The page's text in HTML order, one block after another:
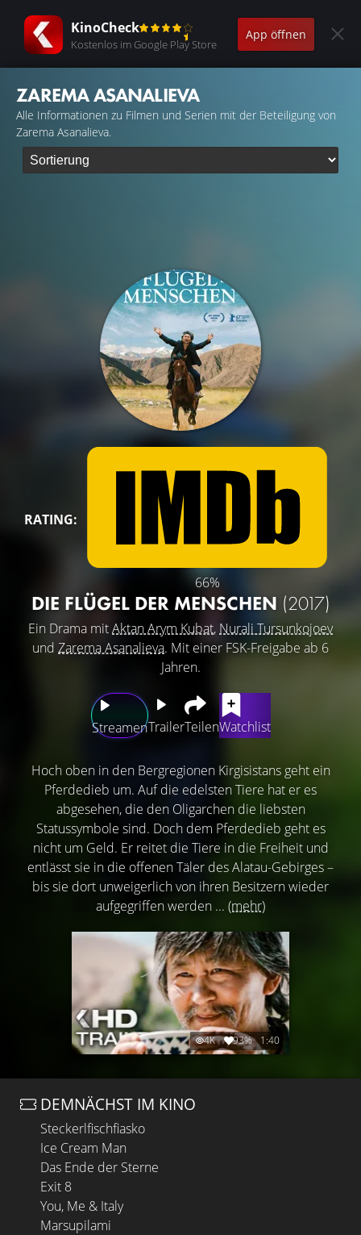
KinoCheck
Kostenlos im Google Play Store
App öffnen
ZAREMA ASANALIEVA
Alle Informationen zu Filmen und Serien mit der Beteiligung von
Zarema Asanalieva.
RATING:
66%
DIE FLÜGEL DER MENSCHEN (2017)
Ein Drama mitAktan Arym Kubat, Nurali Tursunkojoev
und Zarema Asanalieva. Mit einer FSK-Freigabe ab 6
Jahren.
StreamenTrailerTeilenWatchlist
Hoch oben in den Bergregionen Kirgisistans geht ein
Pferdedieb um. Auf die edelsten Tiere hat er es
abgesehen, die den Oligarchen die liebsten
Statussymbole sind. Doch dem Pferdedieb geht es
nicht um Geld. Er reitet die Tiere in die Freiheit und
entlässt sie in die offenen Täler des Alatau-Gebirges –
bis sie dort unweigerlich von ihren Besitzern wieder
aufgegriffen werden ... (mehr)
4K 93% 1:40
DEMNÄCHST IM KINO
Steckerlfischfiasko
Ice Cream Man
Das Ende der Sterne
Exit 8
You, Me & Italy
Marsupilami